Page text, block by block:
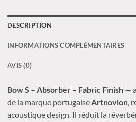
DESCRIPTION
INFORMATIONS COMPLÉMENTAIRES
AVIS (0)
Bow S – Absorber – Fabric Finish —
de la marque portugaiseArtnovion,
acoustique design. Il réduit la